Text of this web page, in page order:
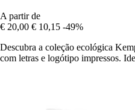
A partir de
€ 20,00 € 10,15 -49%
Descubra a coleção ecológica
com letras e logótipo impressos.